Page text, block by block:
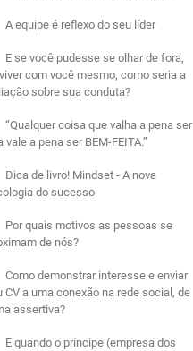
A equipe é reflexo do seu líder
E se você pudesse se olhar de fora,
com você mesmo, como seria a
sobre sua conduta?
“Qualquer coisa que valha a pena ser
vale a pena ser BEM-FEITA.”
Dica de livro! Mindset - A nova
do sucesso
Por quais motivos as pessoas se
de nós?
Como demonstrar interesse e enviar
CV a uma conexão na rede social, de
assertiva?
E quando o príncipe (empresa dos